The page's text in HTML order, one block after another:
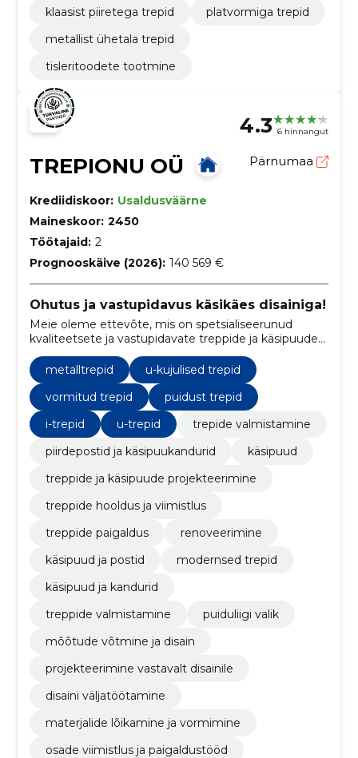
klaasist piiretega trepid
platvormiga trepid
metallist ühetala trepid
tisleritoodete tootmine
4.3 6 hinnangut
TREPIONU OÜ Pärnumaa
Krediidiskoor: Usaldusväärne
Maineskoor: 2450
Töötajaid: 2
Prognooskäive (2026): 140 569 €
Ohutus ja vastupidavus käsikäes disainiga!
Meie oleme ettevõte, mis on spetsialiseerunud
kvaliteetsete ja vastupidavate treppide ja käsipuude
vajadustele. Meie toodete kõrge kvaliteet ja
unikaalne disain muudavad sinu kodu tõeliselt
eriliseks
metalltrepid
u-kujulised trepid
vormitud trepid
puidust trepid
i-trepid
u-trepid
trepide valmistamine
piirdepostid ja käsipuukandurid
käsipuud
treppide ja käsipuude projekteerimine
treppide hooldus ja viimistlus
treppide paigaldus
renoveerimine
käsipuud ja postid
modernsed trepid
käsipuud ja kandurid
treppide valmistamine
puiduliigi valik
mõõtude võtmine ja disain
projekteerimine vastavalt disainile
disaini väljatöötamine
materjalide lõikamine ja vormimine
osade viimistlus ja paigaldustööd